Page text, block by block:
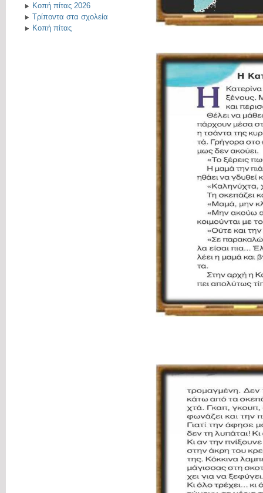
Κοπή πίτας 2026
Τρίποντα στα σχολεία
Κοπή πίτας